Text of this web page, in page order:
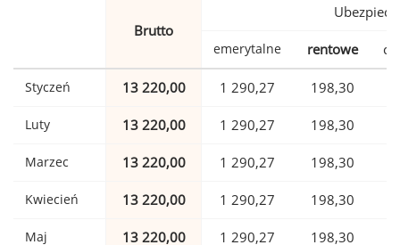
Brutto
emerytalne rentowe
Styczeń 13 220,00 1 290,27 198,30
Luty 13 220,00 1 290,27 198,30
Marzec 13 220,00 1 290,27 198,30
Kwiecień 13 220,00 1 290,27 198,30
Maj 13 220,00 1 290,27 198,30